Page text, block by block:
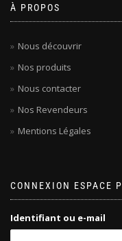
À PROPOS
Nous découvrir
Nos produits
Nous contacter
Nos Revendeurs
Mentions Légales
CONNEXION ESPACE
Identifiant ou e-mail